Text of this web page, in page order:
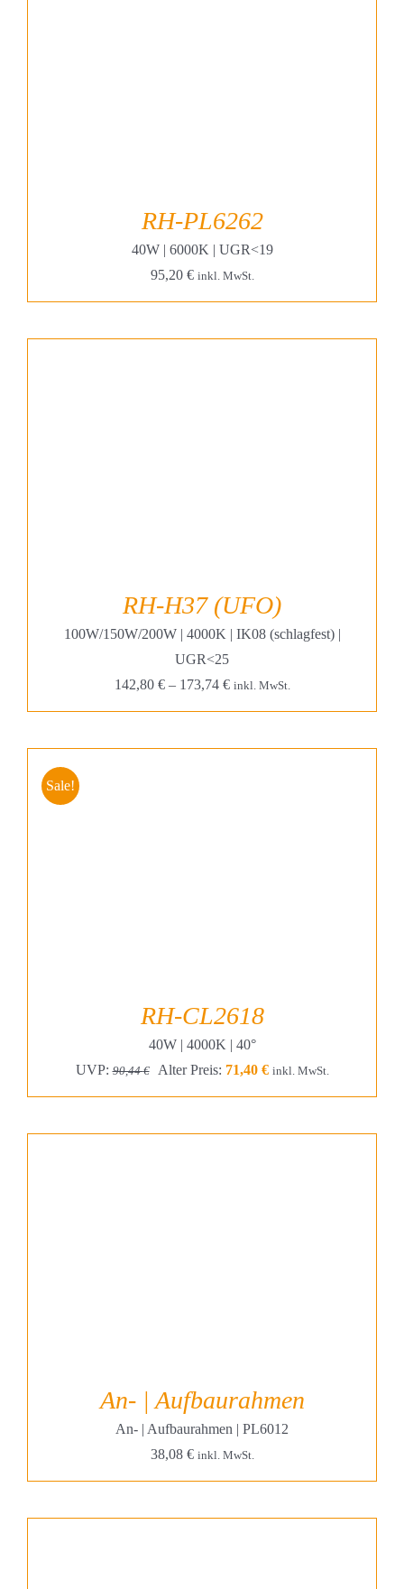
RH-PL6262
40W | 6000K | UGR<19
95,20 € inkl. MwSt.
RH-H37 (UFO)
100W/150W/200W | 4000K | IK08 (schlagfest) |
UGR<25
142,80 €– 173,74 € inkl. MwSt.
Sale!
RH-CL2618
40W | 4000K | 40°
UVP: 90,44€
Ursprünglicher
Preis
Alter Preis: 71,40 €Aktueller
Preis
inkl. MwSt.
An- | Aufbaurahmen
An- | Aufbaurahmen | PL6012
38,08 € inkl. MwSt.